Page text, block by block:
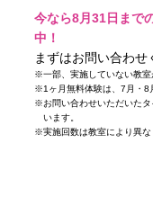
今なら8月31日まで
中！
まずはお問い合わせ
※一部、実施していない教室
※1ヶ月無料体験は、7月・8
※お問い合わせいただいた
います。
※実施回数は教室により異